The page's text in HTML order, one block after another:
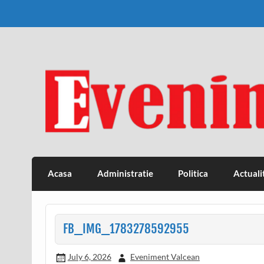
Eveniment Valcean
Acasa Administratie Politica
FB_IMG_1783278592955
July 6, 2026 Eveniment Valcean